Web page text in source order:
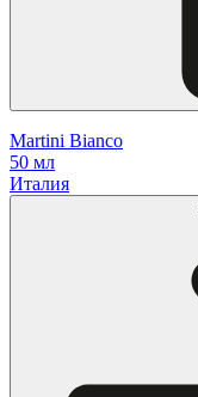
Martini Bianco
50 мл
Италия